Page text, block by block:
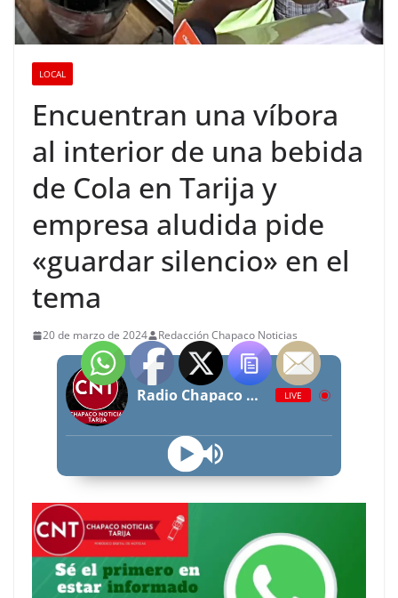
LOCAL
Encuentran una víbora
al interior de una bebida
de Cola en Tarija y
empresa aludida pide
«guardar silencio» en el
tema
20 de marzo de 2024 Redacción Chapaco Noticias
Radio Chapaco Noticias Las 24 horas en vivo LIVE